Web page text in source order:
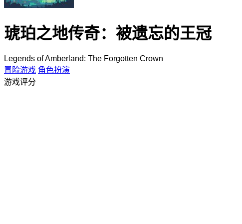
琥珀之地传奇：被遗忘的王冠
Legends of Amberland: The Forgotten Crown
冒险游戏 角色扮演
游戏评分